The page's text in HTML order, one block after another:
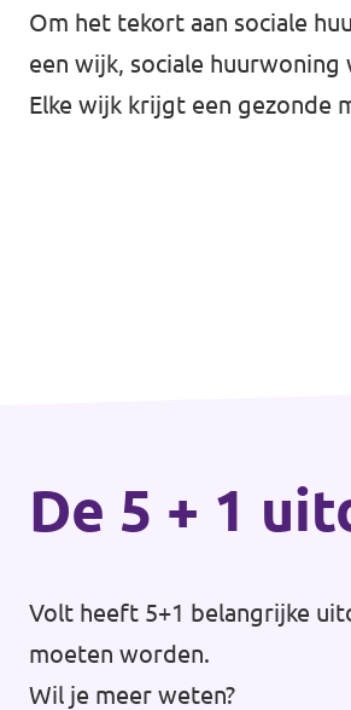
Voor leden
Vacatures
Zwolle
Om het tekort aan sociale
een wijk, sociale
Elke wijk krijgt een gezonde
De 5 + 1
Volt heeft 5+1 belangrijke
moeten worden.
Wil je meer weten?